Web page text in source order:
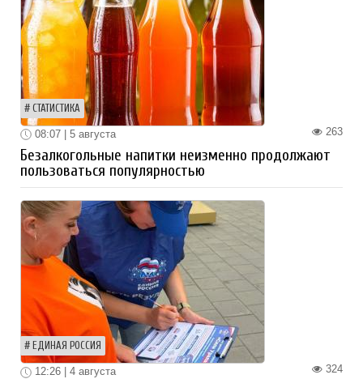
СТАТИСТИКА
263
08:07 | 5 августа
Безалкогольные напитки неизменно продолжают
пользоваться популярностью
ЕДИНАЯ РОССИЯ
324
12:26 | 4 августа